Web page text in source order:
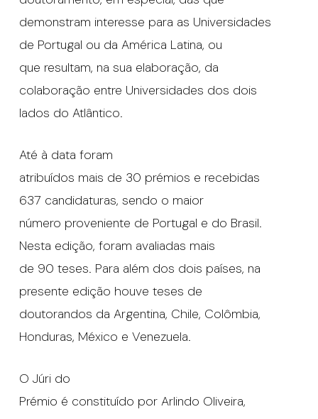
demonstram interesse para as Universidades
de Portugal ou da América Latina, ou
que resultam, na sua elaboração, da
colaboração entre Universidades dos dois
lados do Atlântico.
Até à data foram
atribuídos mais de 30 prémios e recebidas
637 candidaturas, sendo o maior
número proveniente de Portugal e do Brasil.
Nesta edição, foram avaliadas mais
de 90 teses. Para além dos dois países, na
presente edição houve teses de
doutorandos da Argentina, Chile, Colômbia,
Honduras, México e Venezuela.
O Júri do
Prémio é constituído por Arlindo Oliveira,